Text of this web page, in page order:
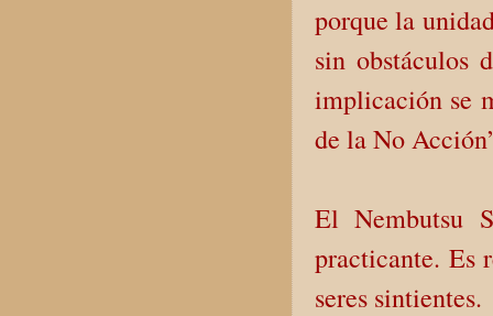
porque la
sin obstáculos
implicación se
de la No
El Nembutsu
practicante. Es
seres sintientes.